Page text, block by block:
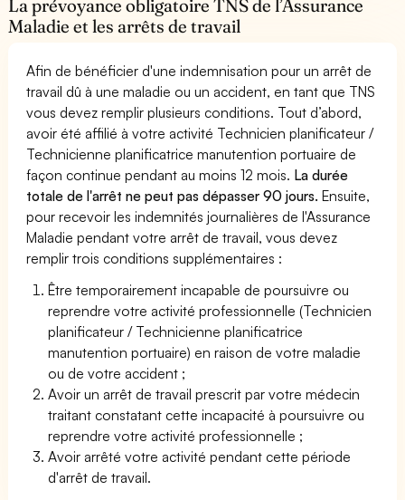
La prévoyance obligatoire TNS de l’Assurance
Maladie et les arrêts de travail
Afin de bénéficier d'une indemnisation pour un arrêt de
travail dû à une maladie ou un accident, en tant que TNS
vous devez remplir plusieurs conditions. Tout d’abord,
avoir été affilié à votre activité Technicien planificateur /
Technicienne planificatrice manutention portuaire de
façon continue pendant au moins 12 mois. La durée
totale de l'arrêt ne peut pas dépasser 90 jours. Ensuite,
pour recevoir les indemnités journalières de l'Assurance
Maladie pendant votre arrêt de travail, vous devez
remplir trois conditions supplémentaires :
Être temporairement incapable de poursuivre ou
reprendre votre activité professionnelle (Technicien
planificateur / Technicienne planificatrice
manutention portuaire) en raison de votre maladie
ou de votre accident ;
Avoir un arrêt de travail prescrit par votre médecin
traitant constatant cette incapacité à poursuivre ou
reprendre votre activité professionnelle ;
Avoir arrêté votre activité pendant cette période
d'arrêt de travail.